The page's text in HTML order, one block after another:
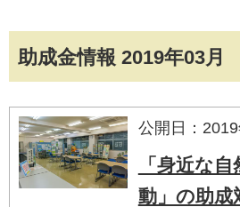
助成金情報 2019年03月
公開日：
「身近な
動」の助成